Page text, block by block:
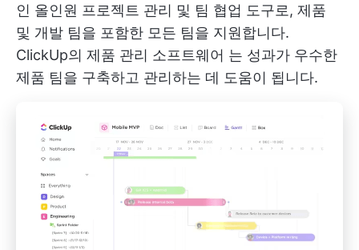
인 올인원 프로젝트 관리 및 팀 협업 도구로, 제품
및 개발 팀을 포함한 모든 팀을 지원합니다.
ClickUp의 제품 관리 소프트웨어 는 성과가 우수한
제품 팀을 구축하고 관리하는 데 도움이 됩니다.